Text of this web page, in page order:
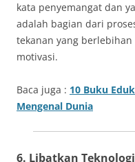
kata penyemangat dan
adalah bagian dari
tekanan yang
motivasi.
Baca juga : 10 Buku
Mengenal Dunia
6. Libatkan